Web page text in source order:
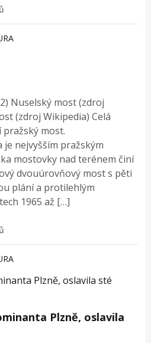
Nuselský most (zdroj
(zdroj Wikipedia) Celá
most.
nejvyšším pražským
mostovky nad terénem činí
dvouúrovňový most s pěti
plání a protilehlým
1965 až […]
Plzně, oslavila